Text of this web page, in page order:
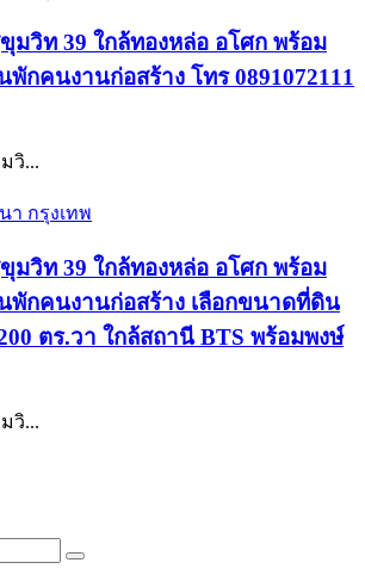
มวิท 39 ใกล้ทองหล่อ อโศก พร้อม
พักคนงานก่อสร้าง โทร 0891072111
วิ...
า กรุงเทพ
มวิท 39 ใกล้ทองหล่อ อโศก พร้อม
พักคนงานก่อสร้าง เลือกขนาดที่ดิน
ตร.วา ใกล้สถานี BTS พร้อมพงษ์
วิ...